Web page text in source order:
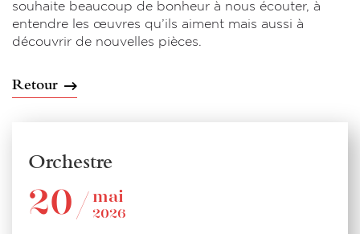
souhaite beaucoup de bonheur à nous écouter, à
entendre les œuvres qu’ils aiment mais aussi à
découvrir de nouvelles pièces.
Retour
Orchestre
20 mai
2026